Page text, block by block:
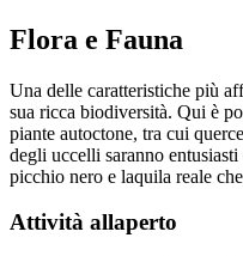
Flora e Fauna
Una delle caratteristiche più
sua ricca biodiversità. Qui è
piante autoctone, tra cui
degli uccelli saranno
picchio nero e laquila reale
Attività allaperto